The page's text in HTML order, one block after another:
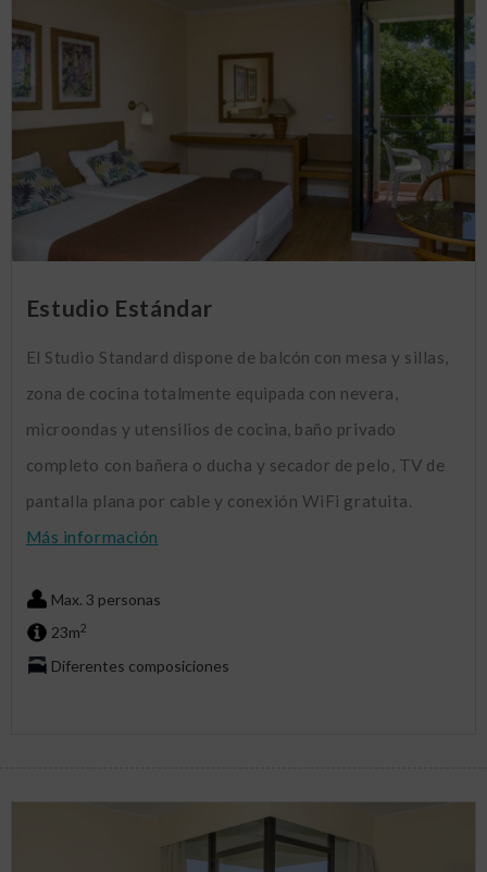
Estudio Estándar
El Studio Standard dispone de balcón con mesa y sillas,
zona de cocina totalmente equipada con nevera,
microondas y utensilios de cocina, baño privado
completo con bañera o ducha y secador de pelo, TV de
pantalla plana por cable y conexión WiFi gratuita.
Más información
Max. 3 personas
23m2
Diferentes composiciones